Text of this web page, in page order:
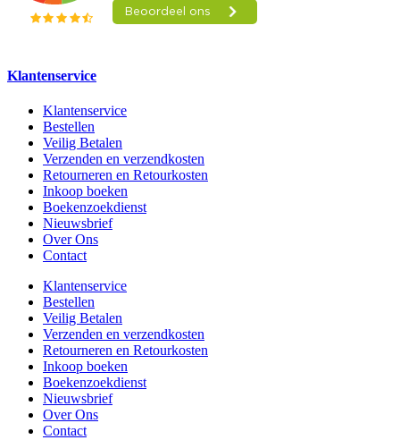
Klantenservice
Klantenservice
Bestellen
Veilig Betalen
Verzenden en verzendkosten
Retourneren en Retourkosten
Inkoop boeken
Boekenzoekdienst
Nieuwsbrief
Over Ons
Contact
Klantenservice
Bestellen
Veilig Betalen
Verzenden en verzendkosten
Retourneren en Retourkosten
Inkoop boeken
Boekenzoekdienst
Nieuwsbrief
Over Ons
Contact